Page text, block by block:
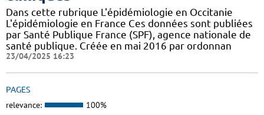
Dans cette rubrique L'épidémiologie en Occitanie
L'épidémiologie en France Ces données sont publiées
par Santé Publique France (SPF), agence nationale de
santé publique. Créée en mai 2016 par ordonnan
23/04/2025 16:23
PAGES
relevance: 100%